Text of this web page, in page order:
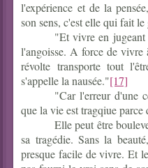
l'expérience et de la
son sens, c'est elle qui fait
"Et vivre en
l'angoisse. A force de vivre
révolte transporte tout
s'appelle la nausée."[17]
"Car l'erreur d'une
que la vie est tragqiue parce
Elle peut être
sa tragédie. Sans la
presque facile de vivre. Et